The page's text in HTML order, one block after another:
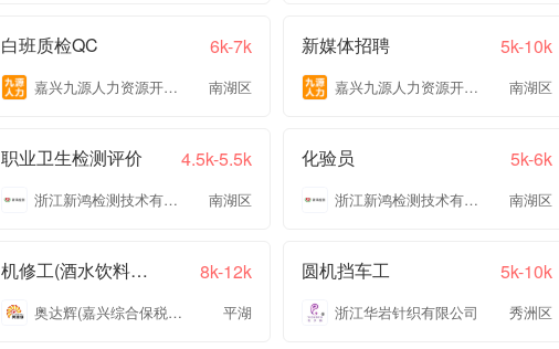
白班质检QC 6k-7k
嘉兴九源人力资源开发有限公司 南湖区
新媒体招聘 5k-10k
嘉兴九源人力资源开发有限公司 南湖区
职业卫生检测评价 4.5k-5.5k
浙江新鸿检测技术有限公司 南湖区
化验员 5k-6k
浙江新鸿检测技术有限公司 南湖区
机修工(酒水饮料生产线) 8k-12k
奥达辉(嘉兴综合保税区)进出口有限公司 平湖
圆机挡车工 5k-10k
浙江华岩针织有限公司 秀洲区